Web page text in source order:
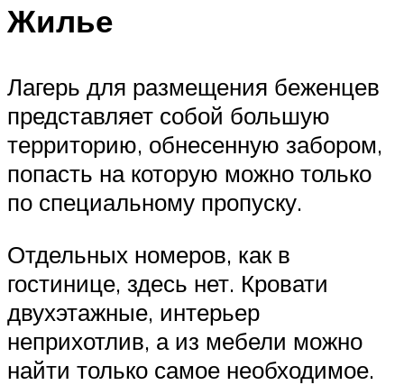
Жилье
Лагерь для размещения беженцев
представляет собой большую
территорию, обнесенную забором,
попасть на которую можно только
по специальному пропуску.
Отдельных номеров, как в
гостинице, здесь нет. Кровати
двухэтажные, интерьер
неприхотлив, а из мебели можно
найти только самое необходимое.